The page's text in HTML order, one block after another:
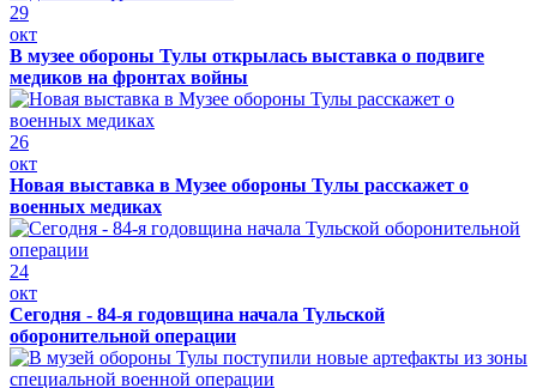
29
окт
В музее обороны Тулы открылась выставка о подвиге
медиков на фронтах войны
26
окт
Новая выставка в Музее обороны Тулы расскажет о
военных медиках
24
окт
Сегодня - 84-я годовщина начала Тульской
оборонительной операции